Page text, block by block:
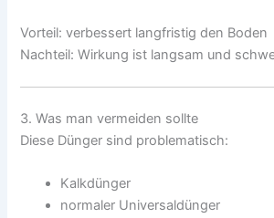
Vorteil: verbessert langfristig den Boden
Nachteil: Wirkung ist langsam und
3. Was man vermeiden sollte
Diese Dünger sind problematisch:
Kalkdünger
normaler Universaldünger